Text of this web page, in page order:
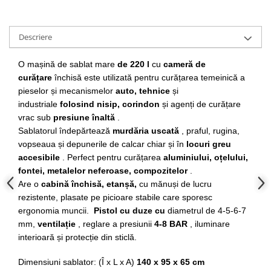
Scule fixare distributie
Alfa romeo
Audi
Bmw
Chevrolet
Chrysler
Citroen
Dacia
Fiat
Ford
Jaguar
Lancia
Land Rover
Mercedes
Descriere
O mașină de sablat mare de 220 l cu cameră de
curățareînchisă este utilizată pentru curățarea temeinică a
pieselor și mecanismelor auto, tehnice și
industriale folosind nisip, corindon și agenți de curățare
vrac sub presiune înaltă
Sablatorul îndepărtează murdăria uscată , praful, rugina,
vopseaua și depunerile de calcar chiar și în locuri greu
accesibile . Perfect pentru curățarea aluminiului, oțelului,
fontei, metalelor neferoase, compozitelor.
Are o cabină închisă, etanșă, cu mănuși de lucru
rezistente, plasate pe picioare stabile care sporesc
ergonomia muncii. Pistol cu ​​duze cu diametrul de 4-5-6-7
mm, ventilație , reglare a presiunii 4-8 BAR , iluminare
interioară și protecție din sticlă.
Dimensiuni sablator: (Î x L x A) 140 x 95 x 65 cm